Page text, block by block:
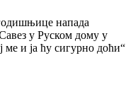
напада
у Руском дому у
ме и ја ћу сигурно доћи“